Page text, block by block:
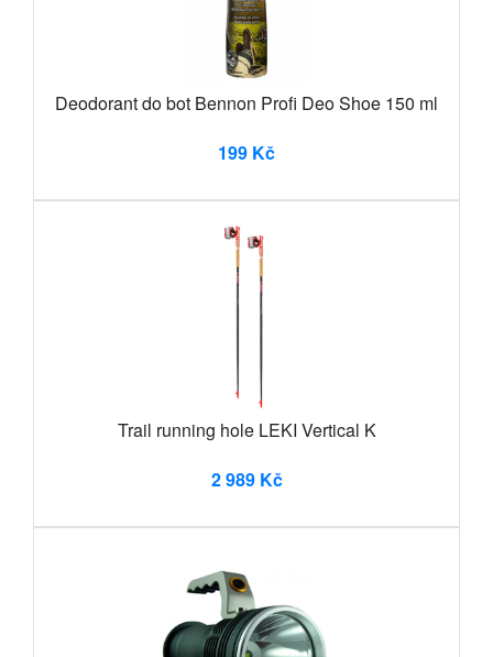
Deodorant do bot Bennon Profi Deo Shoe 150 ml
199 Kč
Trail running hole LEKI Vertical K
2 989 Kč